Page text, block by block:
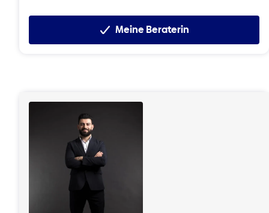
Meine Beraterin